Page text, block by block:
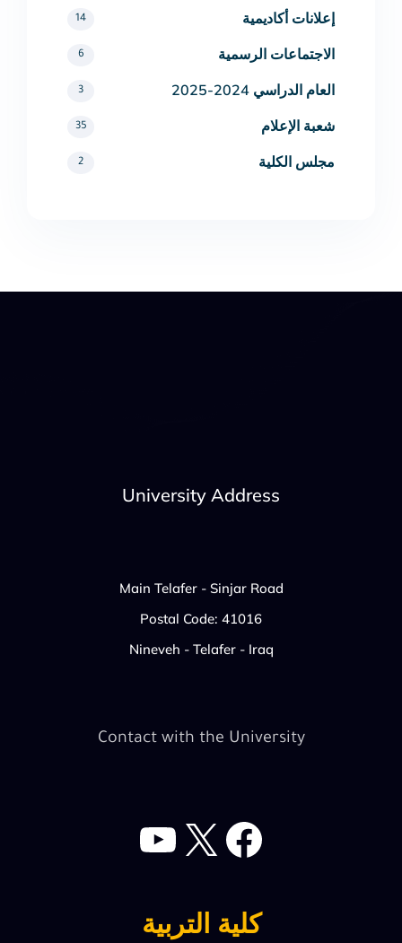
إعلانات أكاديمية 14
الاجتماعات الرسمية 6
العام الدراسي 2024-2025 3
شعبة الإعلام 35
مجلس الكلية 2
University Address
Main Telafer - Sinjar Road
Postal Code: 41016
Nineveh - Telafer - Iraq
Contact with the University
Facebook
X
كلية التربية